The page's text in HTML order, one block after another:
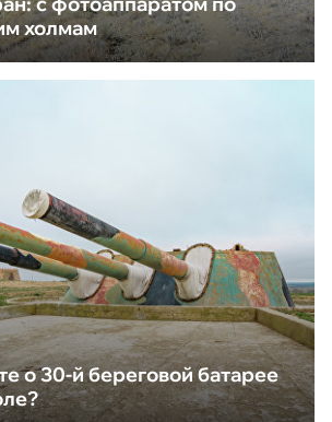
холмам
о 30-й береговой батарее